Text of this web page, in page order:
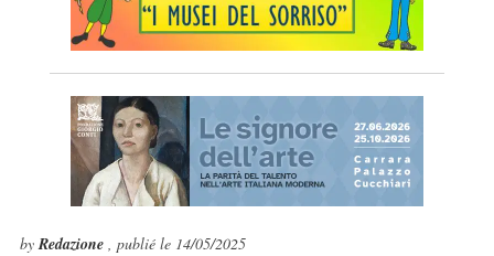
byRedazione , publié le 14/05/2025